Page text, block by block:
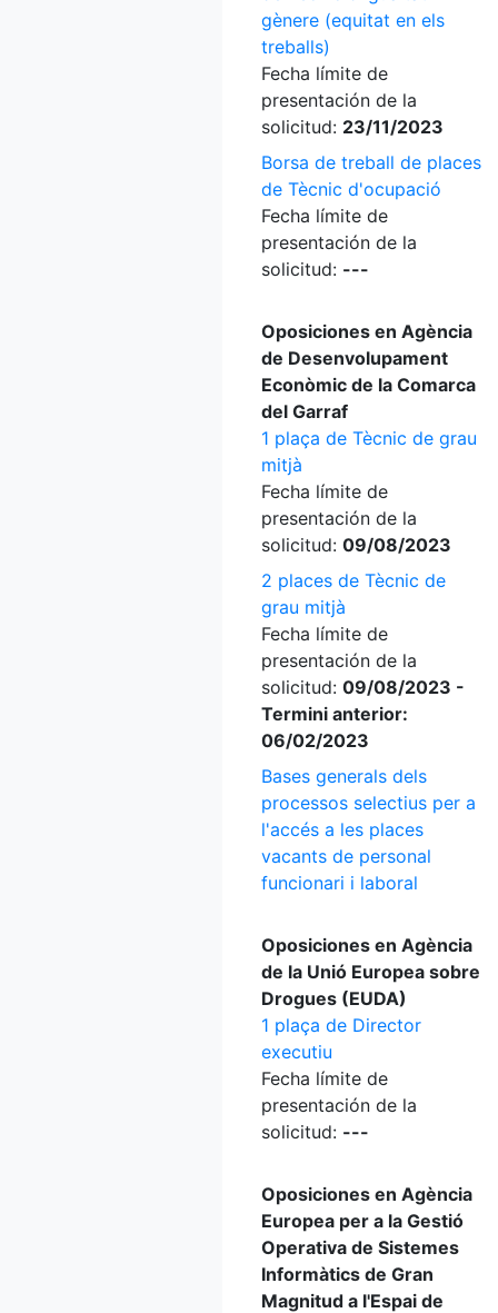
gènere (equitat en els
treballs)
Fecha límite de
presentación de la
solicitud: 23/11/2023
Borsa de treball de places
de Tècnic d'ocupació
Fecha límite de
presentación de la
solicitud: ---
Oposiciones en Agència
de Desenvolupament
Econòmic de la Comarca
del Garraf
1 plaça de Tècnic de grau
mitjà
Fecha límite de
presentación de la
solicitud: 09/08/2023
2 places de Tècnic de
grau mitjà
Fecha límite de
presentación de la
solicitud: 09/08/2023 -
Termini anterior:
06/02/2023
Bases generals dels
processos selectius per a
l'accés a les places
vacants de personal
funcionari i laboral
Oposiciones en Agència
de la Unió Europea sobre
Drogues (EUDA)
1 plaça de Director
executiu
Fecha límite de
presentación de la
solicitud: ---
Oposiciones en Agència
Europea per a la Gestió
Operativa de Sistemes
Informàtics de Gran
Magnitud a l'Espai de